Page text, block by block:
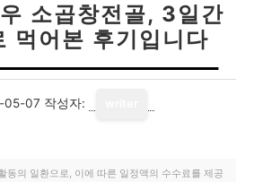
소곱창전골, 3일간
먹어본 후기입니다
05-07 작성자:
동의 일환으로, 이에 따른 일정액의 수수료를 제공